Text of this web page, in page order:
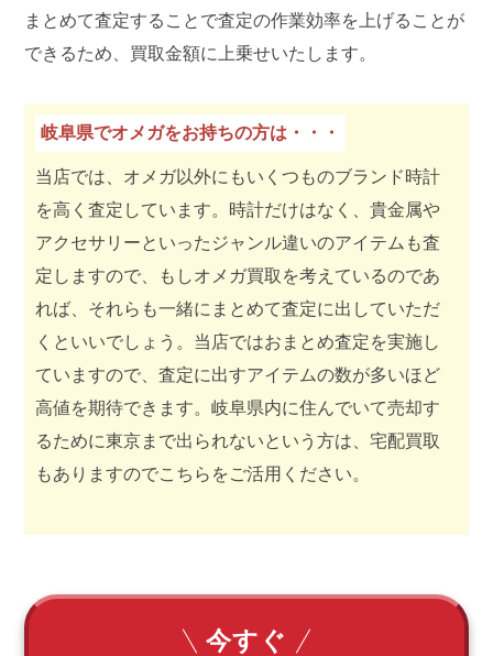
まとめて査定することで査定の作業効率を上げることが
できるため、買取金額に上乗せいたします。
岐阜県でオメガをお持ちの方は・・・
当店では、オメガ以外にもいくつものブランド時計
を高く査定しています。時計だけはなく、貴金属や
アクセサリーといったジャンル違いのアイテムも査
定しますので、もしオメガ買取を考えているのであ
れば、それらも一緒にまとめて査定に出していただ
くといいでしょう。当店ではおまとめ査定を実施し
ていますので、査定に出すアイテムの数が多いほど
高値を期待できます。岐阜県内に住んでいて売却す
るために東京まで出られないという方は、宅配買取
もありますのでこちらをご活用ください。
今すぐ